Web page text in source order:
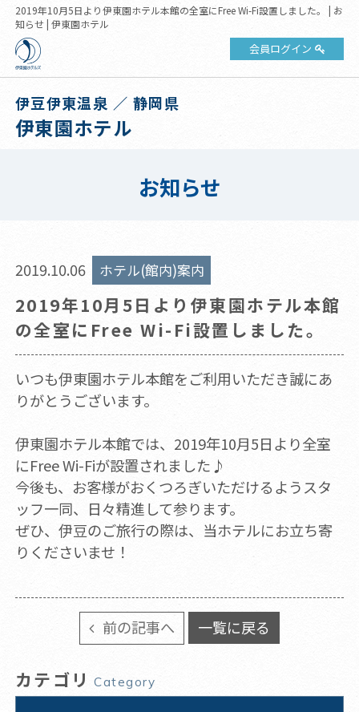
2019年10月5日より伊東園ホテル本館の全室にFree Wi-Fi設置しました。 | お
知らせ | 伊東園ホテル
会員ログイン
伊豆伊東温泉 ／ 静岡県
伊東園ホテル
お知らせ
2019.10.06 ホテル(館内)案内
2019年10月5日より伊東園ホテル本館
の全室にFree Wi-Fi設置しました。
いつも伊東園ホテル本館をご利用いただき誠にあ
りがとうございます。
伊東園ホテル本館では、2019年10月5日より全室
にFree Wi-Fiが設置されました♪
今後も、お客様がおくつろぎいただけるようスタ
ッフ一同、日々精進して参ります。
ぜひ、伊豆のご旅行の際は、当ホテルにお立ち寄
りくださいませ！
前の記事へ 一覧に戻る
カテゴリ Category